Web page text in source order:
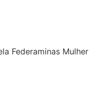
Federaminas Mulher